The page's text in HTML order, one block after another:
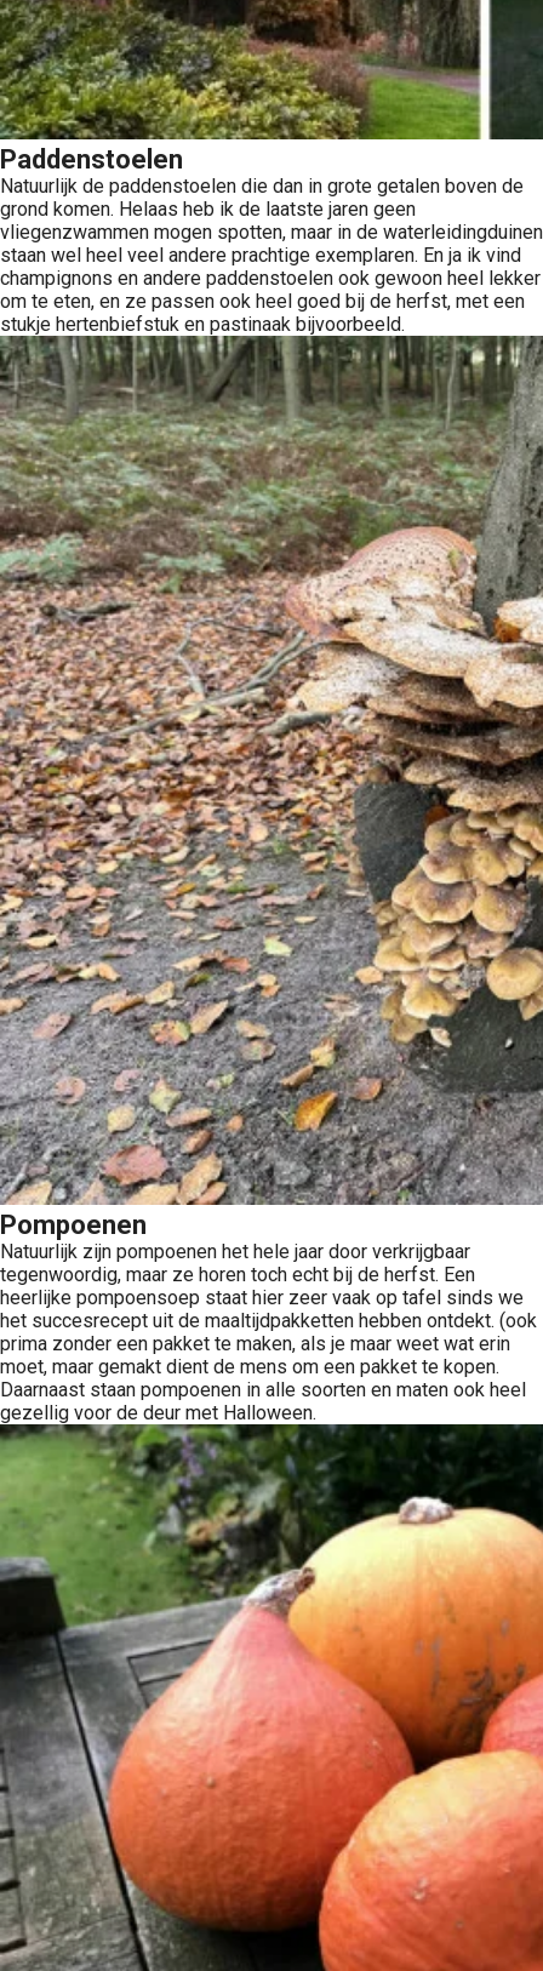
Paddenstoelen
Natuurlijk de paddenstoelen die dan in grote getalen boven de
grond komen. Helaas heb ik de laatste jaren geen
vliegenzwammen mogen spotten, maar in de waterleidingduinen
staan wel heel veel andere prachtige exemplaren. En ja ik vind
champignons en andere paddenstoelen ook gewoon heel lekker
om te eten, en ze passen ook heel goed bij de herfst, met een
stukje hertenbiefstuk en pastinaak bijvoorbeeld.
Pompoenen
Natuurlijk zijn pompoenen het hele jaar door verkrijgbaar
tegenwoordig, maar ze horen toch echt bij de herfst. Een
heerlijke pompoensoep staat hier zeer vaak op tafel sinds we
het succesrecept uit de maaltijdpakketten hebben ontdekt. (ook
prima zonder een pakket te maken, als je maar weet wat erin
moet, maar gemakt dient de mens om een pakket te kopen.
Daarnaast staan pompoenen in alle soorten en maten ook heel
gezellig voor de deur met Halloween.